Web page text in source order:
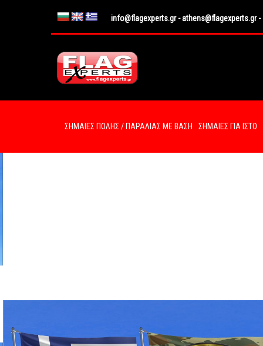
info@flagexperts.gr-athens@flagexperts.gr-
ΣΗΜΑΙΕΣ ΠΟΛΗΣ / ΠΑΡΑΛΙΑΣ ΜΕ ΒΑΣΗ ΣΗΜΑΙΕΣ ΓΙΑ ΙΣΤΟ